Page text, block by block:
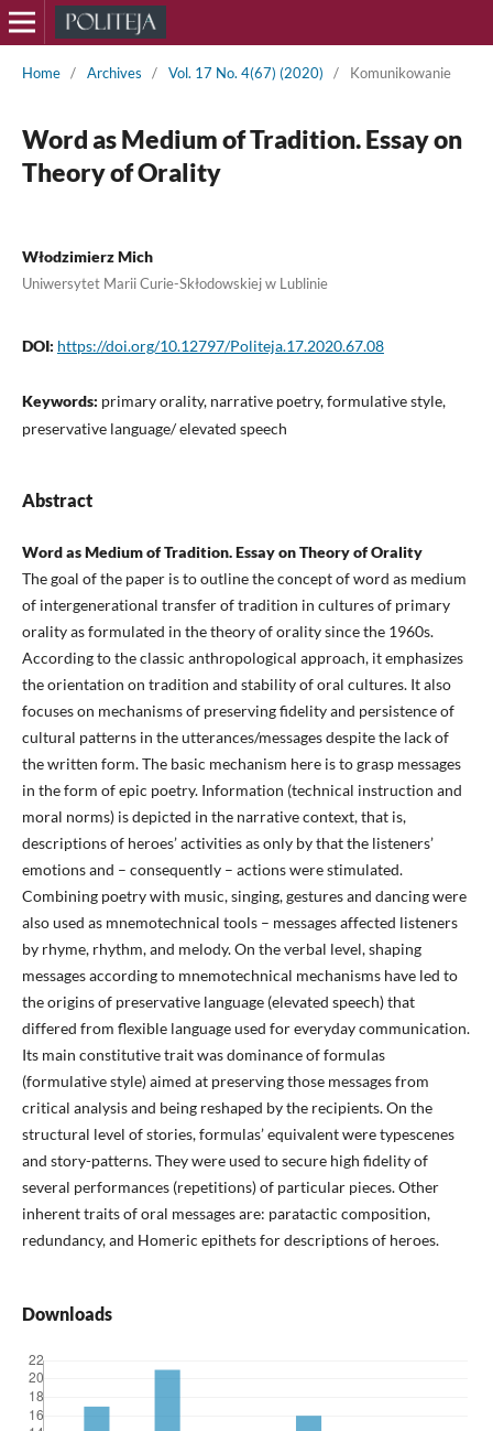
Home / Archives / Vol. 17 No. 4(67) (2020) / Komunikowanie
Word as Medium of Tradition. Essay on
Theory of Orality
Włodzimierz Mich
Uniwersytet Marii Curie-Skłodowskiej w Lublinie
DOI: https://doi.org/10.12797/Politeja.17.2020.67.08
Keywords: primary orality, narrative poetry, formulative style,
preservative language/ elevated speech
Abstract
Word as Medium of Tradition. Essay on Theory of Orality
The goal of the paper is to outline the concept of word as medium
of intergenerational transfer of tradition in cultures of primary
orality as formulated in the theory of orality since the 1960s.
According to the classic anthropological approach, it emphasizes
the orientation on tradition and stability of oral cultures. It also
focuses on mechanisms of preserving fidelity and persistence of
cultural patterns in the utterances/messages despite the lack of
the written form. The basic mechanism here is to grasp messages
in the form of epic poetry. Information (technical instruction and
moral norms) is depicted in the narrative context, that is,
descriptions of heroes’ activities as only by that the listeners’
emotions and – consequently – actions were stimulated.
Combining poetry with music, singing, gestures and dancing were
also used as mnemotechnical tools – messages affected listeners
by rhyme, rhythm, and melody. On the verbal level, shaping
messages according to mnemotechnical mechanisms have led to
the origins of preservative language (elevated speech) that
differed from flexible language used for everyday communication.
Its main constitutive trait was dominance of formulas
(formulative style) aimed at preserving those messages from
critical analysis and being reshaped by the recipients. On the
structural level of stories, formulas’ equivalent were typescenes
and story-patterns. They were used to secure high fidelity of
several performances (repetitions) of particular pieces. Other
inherent traits of oral messages are: paratactic composition,
redundancy, and Homeric epithets for descriptions of heroes.
Downloads